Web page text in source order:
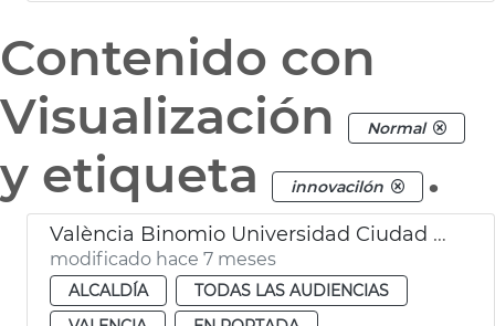
Contenido con
Visualización
Normal
y etiqueta innovacilón .
València Binomio Universidad Ciudad gestión metropolitana
modificado hace 7 meses
ALCALDÍA
TODAS LAS AUDIENCIAS